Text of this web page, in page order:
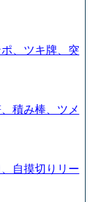
、ツキ牌、突
積み棒、ツメ
自摸切りリー